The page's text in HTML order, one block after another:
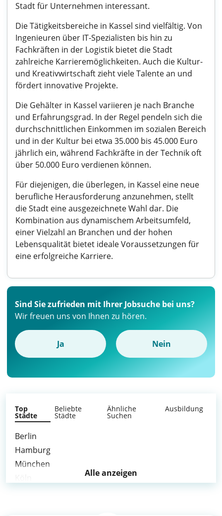
Stadt für Unternehmen interessant.
Die Tätigkeitsbereiche in Kassel sind vielfältig. Von
Ingenieuren über IT-Spezialisten bis hin zu
Fachkräften in der Logistik bietet die Stadt
zahlreiche Karrieremöglichkeiten. Auch die Kultur-
und Kreativwirtschaft zieht viele Talente an und
fördert innovative Projekte.
Die Gehälter in Kassel variieren je nach Branche
und Erfahrungsgrad. In der Regel pendeln sich die
durchschnittlichen Einkommen im sozialen Bereich
und in der Kultur bei etwa 35.000 bis 45.000 Euro
jährlich ein, während Fachkräfte in der Technik oft
über 50.000 Euro verdienen können.
Für diejenigen, die überlegen, in Kassel eine neue
berufliche Herausforderung anzunehmen, stellt
die Stadt eine ausgezeichnete Wahl dar. Die
Kombination aus dynamischem Arbeitsumfeld,
einer Vielzahl an Branchen und der hohen
Lebensqualität bietet ideale Voraussetzungen für
eine erfolgreiche Karriere.
Sind Sie zufrieden mit Ihrer Jobsuche bei uns?
Wir freuen uns von Ihnen zu hören.
Ja Nein
Top
Städte
Beliebte
Städte
Ähnliche
Suchen
Ausbildung
Berlin
Hamburg
München
Alle anzeigen